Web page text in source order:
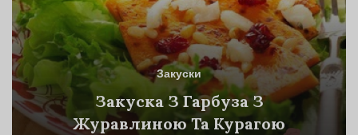
Закуски
Закуска З Гарбуза З
Журавлиною Та Курагою